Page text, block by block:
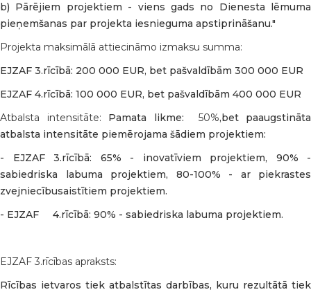
b) Pārējiem projektiem - viens gads no Dienesta lēmuma
pieņemšanas par projekta iesnieguma apstiprināšanu."
Projekta maksimālā attiecināmo izmaksu summa:
EJZAF 3.rīcībā: 200 000 EUR, bet pašvaldībām 300 000 EUR
EJZAF 4.rīcībā: 100 000 EUR, bet pašvaldībām 400 000 EUR
Atbalsta intensitāte: Pamata likme: 50%,bet paaugstināta
atbalsta intensitāte piemērojama šādiem projektiem:
- EJZAF 3.rīcībā: 65% - inovatīviem projektiem, 90% -
sabiedriska labuma projektiem, 80-100% - ar piekrastes
zvejniecībusaistītiem projektiem.
- EJZAF 4.rīcībā: 90% - sabiedriska labuma projektiem.
EJZAF 3.rīcības apraksts:
Rīcības ietvaros tiek atbalstītas darbības, kuru rezultātā tiek